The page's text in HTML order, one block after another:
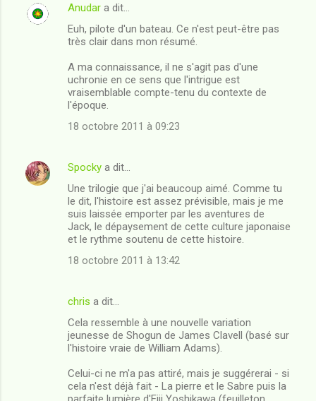
n
Anudar a dit…
Euh, pilote d'un bateau. Ce n'est peut-être pas
très clair dans mon résumé.
A ma connaissance, il ne s'agit pas d'une
uchronie en ce sens que l'intrigue est
vraisemblable compte-tenu du contexte de
l'époque.
18 octobre 2011 à 09:23
Spocky a dit…
Une trilogie que j'ai beaucoup aimé. Comme tu
le dit, l'histoire est assez prévisible, mais je me
suis laissée emporter par les aventures de
Jack, le dépaysement de cette culture japonaise
et le rythme soutenu de cette histoire.
18 octobre 2011 à 13:42
chris a dit…
Cela ressemble à une nouvelle variation
jeunesse de Shogun de James Clavell (basé sur
l'histoire vraie de William Adams).
Celui-ci ne m'a pas attiré, mais je suggérerai - si
cela n'est déjà fait - La pierre et le Sabre puis la